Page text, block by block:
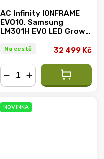
AC Infinity IONFRAME
EVO10, Samsung
LM301H EVO LED Grow
150x150cm
Na cestě 32 499 Kč
NOVINKA